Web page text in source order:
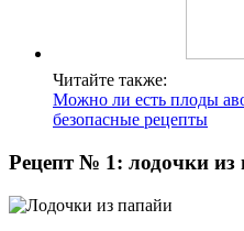
Читайте также:
Можно ли есть плоды
безопасные рецепты
Рецепт № 1: лодочки из